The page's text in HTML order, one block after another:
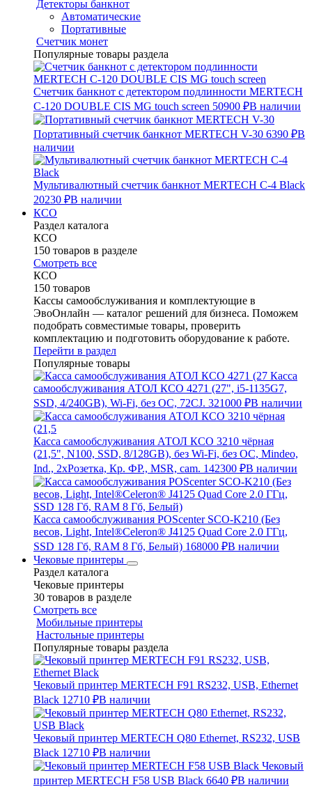
Детекторы банкнот
Автоматические
Портативные
Счетчик монет
Популярные товары раздела
Счетчик банкнот с детектором подлинности MERTECH
C-120 DOUBLE CIS MG touch screen 50900 ₽В наличии
Портативный счетчик банкнот MERTECH V-30 6390 ₽В
наличии
Мультивалютный счетчик банкнот MERTECH C-4 Black
20230 ₽В наличии
КСО
Раздел каталога
КСО
150 товаров в разделе
Смотреть все
КСО
150 товаров
Кассы самообслуживания и комплектующие в
ЭвоОнлайн — каталог решений для бизнеса. Поможем
подобрать совместимые товары, проверить
комплектацию и подготовить оборудование к работе.
Перейти в раздел
Популярные товары
Касса
самообслуживания АТОЛ КСО 4271 (27", i5-1135G7,
SSD, 4/240GB), Wi-Fi, без ОС, 72CJ. 321000 ₽В наличии
Касса самообслуживания АТОЛ КСО 3210 чёрная
(21,5", N100, SSD, 8/128GB), без Wi-Fi, без ОС, Mindeo,
Ind., 2хРозетка, Кр. ФР., MSR, cam. 142300 ₽В наличии
Касса самообслуживания POScenter SCO-K210 (Без
весов, Light, Intel®Celeron® J4125 Quad Core 2.0 ГГц,
SSD 128 Гб, RAM 8 Гб, Белый) 168000 ₽В наличии
Чековые принтеры
Раздел каталога
Чековые принтеры
30 товаров в разделе
Смотреть все
Мобильные принтеры
Настольные принтеры
Популярные товары раздела
Чековый принтер MERTECH F91 RS232, USB, Ethernet
Black 12710 ₽В наличии
Чековый принтер MERTECH Q80 Ethernet, RS232, USB
Black 12710 ₽В наличии
Чековый
принтер MERTECH F58 USB Black 6640 ₽В наличии